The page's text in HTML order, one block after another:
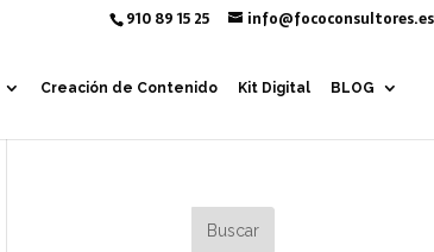
910 89 15 25 info@fococonsultores.es
Creación de Contenido Kit Digital BLOG